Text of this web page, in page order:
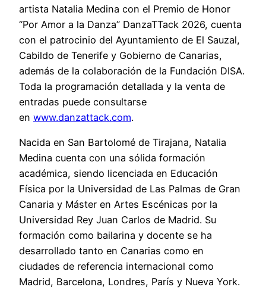
artista Natalia Medina con el Premio de Honor
“Por Amor a la Danza” DanzaTTack 2026, cuenta
con el patrocinio del Ayuntamiento de El Sauzal,
Cabildo de Tenerife y Gobierno de Canarias,
además de la colaboración de la Fundación DISA.
Toda la programación detallada y la venta de
entradas puede consultarse
en www.danzattack.com.
Nacida en San Bartolomé de Tirajana, Natalia
Medina cuenta con una sólida formación
académica, siendo licenciada en Educación
Física por la Universidad de Las Palmas de Gran
Canaria y Máster en Artes Escénicas por la
Universidad Rey Juan Carlos de Madrid. Su
formación como bailarina y docente se ha
desarrollado tanto en Canarias como en
ciudades de referencia internacional como
Madrid, Barcelona, Londres, París y Nueva York.